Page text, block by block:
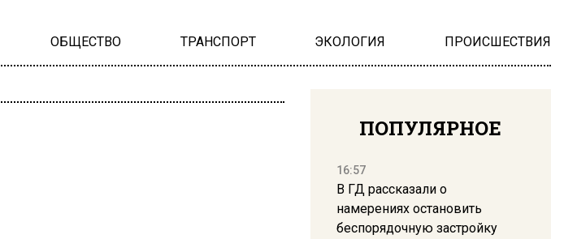
ОБЩЕСТВО ТРАНСПОРТ ЭКОЛОГИЯ ПРОИСШЕСТВИЯ
ПОПУЛЯРНОЕ
16:57
В ГД рассказали о
намерениях остановить
беспорядочную застройку